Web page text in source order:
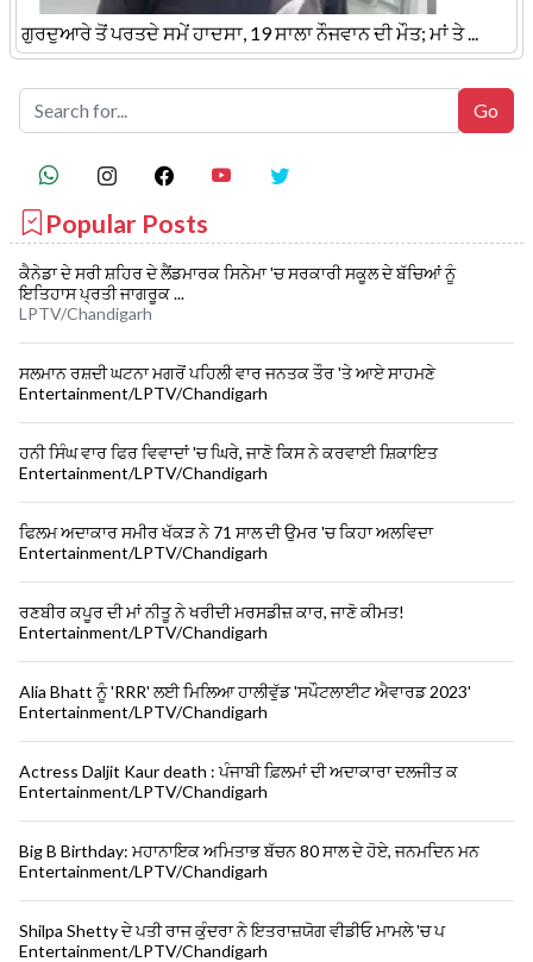
ਗੁਰਦੁਆਰੇ ਤੋਂ ਪਰਤਦੇ ਸਮੇਂ ਹਾਦਸਾ, 19 ਸਾਲਾ ਨੌਜਵਾਨ ਦੀ ਮੌਤ; ਮਾਂ ਤੇ ...
Popular Posts
ਕੈਨੇਡਾ ਦੇ ਸਰੀ ਸ਼ਹਿਰ ਦੇ ਲੈਂਡਮਾਰਕ ਸਿਨੇਮਾ 'ਚ ਸਰਕਾਰੀ ਸਕੂਲ ਦੇ ਬੱਚਿਆਂ ਨੂੰ
ਇਤਿਹਾਸ ਪ੍ਰਤੀ ਜਾਗਰੂਕ ...
LPTV/Chandigarh
ਸਲਮਾਨ ਰਸ਼ਦੀ ਘਟਨਾ ਮਗਰੋਂ ਪਹਿਲੀ ਵਾਰ ਜਨਤਕ ਤੌਰ 'ਤੇ ਆਏ ਸਾਹਮਣੇ
Entertainment/LPTV/Chandigarh
ਹਨੀ ਸਿੰਘ ਵਾਰ ਫਿਰ ਵਿਵਾਦਾਂ 'ਚ ਘਿਰੇ, ਜਾਣੋ ਕਿਸ ਨੇ ਕਰਵਾਈ ਸ਼ਿਕਾਇਤ
Entertainment/LPTV/Chandigarh
ਫਿਲਮ ਅਦਾਕਾਰ ਸਮੀਰ ਖੱਕੜ ਨੇ 71 ਸਾਲ ਦੀ ਉਮਰ 'ਚ ਕਿਹਾ ਅਲਵਿਦਾ
Entertainment/LPTV/Chandigarh
ਰਣਬੀਰ ਕਪੂਰ ਦੀ ਮਾਂ ਨੀਤੂ ਨੇ ਖਰੀਦੀ ਮਰਸਡੀਜ਼ ਕਾਰ, ਜਾਣੋ ਕੀਮਤ!
Entertainment/LPTV/Chandigarh
Alia Bhatt ਨੂੰ 'RRR' ਲਈ ਮਿਲਿਆ ਹਾਲੀਵੁੱਡ 'ਸਪੌਟਲਾਈਟ ਐਵਾਰਡ 2023'
Entertainment/LPTV/Chandigarh
Actress Daljit Kaur death : ਪੰਜਾਬੀ ਫ਼ਿਲਮਾਂ ਦੀ ਅਦਾਕਾਰਾ ਦਲਜੀਤ ਕ
Entertainment/LPTV/Chandigarh
Big B Birthday: ਮਹਾਨਾਇਕ ਅਮਿਤਾਭ ਬੱਚਨ 80 ਸਾਲ ਦੇ ਹੋਏ, ਜਨਮਦਿਨ ਮਨ
Entertainment/LPTV/Chandigarh
Shilpa Shetty ਦੇ ਪਤੀ ਰਾਜ ਕੁੰਦਰਾ ਨੇ ਇਤਰਾਜ਼ਯੋਗ ਵੀਡੀਓ ਮਾਮਲੇ 'ਚ ਪ
Entertainment/LPTV/Chandigarh